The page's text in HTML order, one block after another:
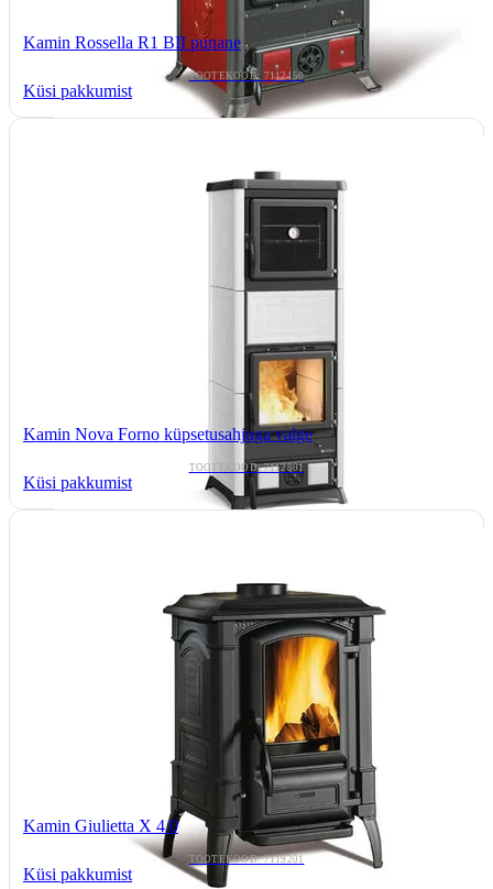
Kamin Rossella R1 BII punane
TOOTEKOOD: 7112150
Küsi pakkumist
Kamin Nova Forno küpsetusahjuga valge
TOOTEKOOD: 7112801
Küsi pakkumist
Kamin Giulietta X 4.0
TOOTEKOOD: 7119201
Küsi pakkumist